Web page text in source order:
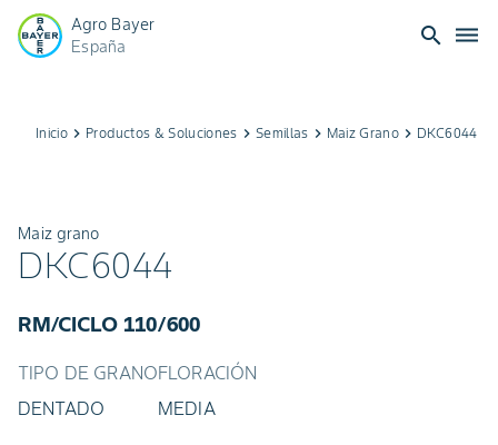
Agro Bayer
España
search dehaze
Inicio keyboard_arrow_right Productos & Soluciones keyboard_arrow_right Semillas keyboard_arrow_right Maiz Grano keyboard_arrow_right DKC6044
Maiz grano
DKC6044
RM/CICLO 110/600
TIPO DE GRANO
DENTADO
FLORACIÓN
MEDIA